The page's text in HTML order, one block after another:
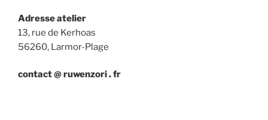
Adresse atelier
13, rue de Kerhoas
56260, Larmor-Plage
contact @ ruwenzori . fr